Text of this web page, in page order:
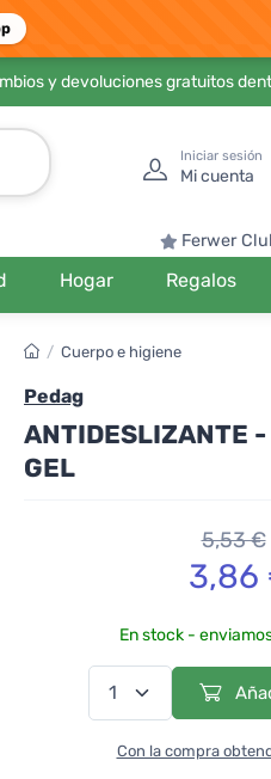
y devoluciones gratuitos
Iniciar sesión
Mi cuenta
Ferwer
Hogar Regalos
/ Cuerpo e higiene
Pedag
ANTIDESLIZANTE -
GEL
5,53 €
3,86
En stock -
Con la compra